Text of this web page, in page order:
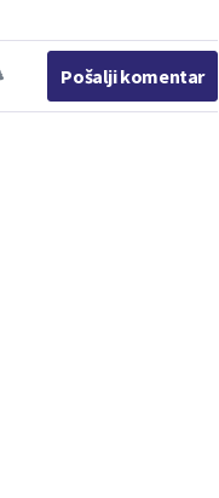
Pošalji komentar